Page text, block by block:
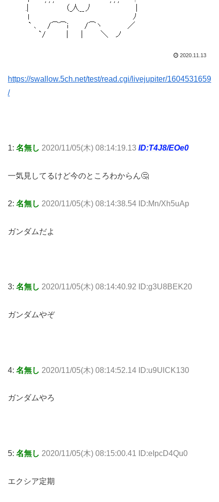
2020.11.13
https://swallow.5ch.net/test/read.cgi/livejupiter/1604531659
/
1: 名無し 2020/11/05(木) 08:14:19.13 ID:T4J8/EOe0
一気見してるけど今のところわからん🤔
2: 名無し 2020/11/05(木) 08:14:38.54 ID:Mn/Xh5uAp
ガンダムだよ
3: 名無し 2020/11/05(木) 08:14:40.92 ID:g3U8BEK20
ガンダムやぞ
4: 名無し 2020/11/05(木) 08:14:52.14 ID:u9UlCK130
ガンダムやろ
5: 名無し 2020/11/05(木) 08:15:00.41 ID:eIpcD4Qu0
エクシア定期